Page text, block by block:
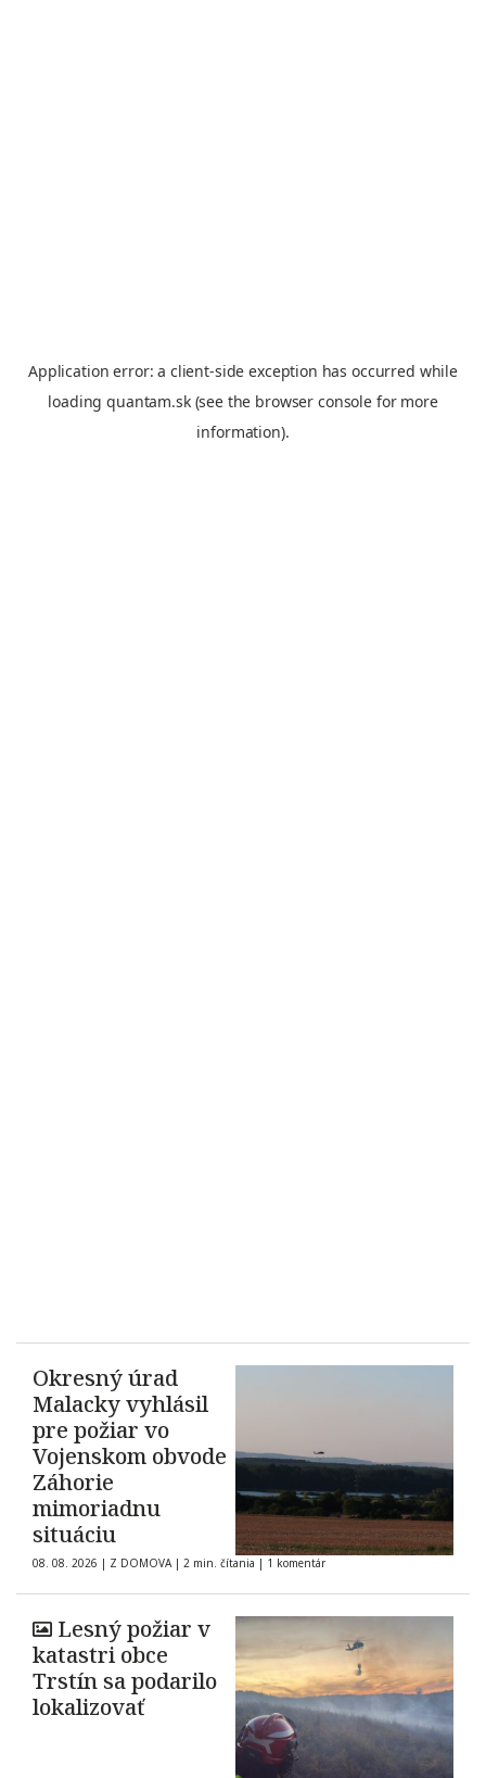
Okresný úrad
Malacky vyhlásil
pre požiar vo
Vojenskom obvode
Záhorie
mimoriadnu
situáciu
08. 08. 2026 | Z DOMOVA | 2 min. čítania | 1 komentár
Lesný požiar v
katastri obce
Trstín sa podarilo
lokalizovať